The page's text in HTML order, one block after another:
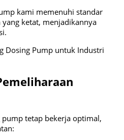
kami memenuhi standar
ketat, menjadikannya
Dosing Pump untuk Industri
tetap bekerja optimal,